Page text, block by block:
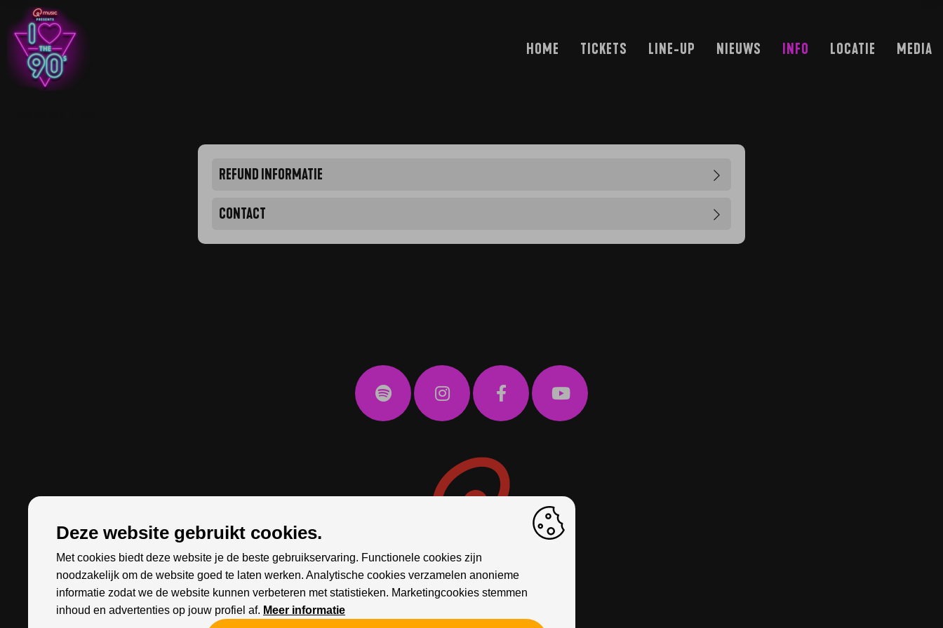
HOME TICKETS LINE-UP NIEUWS INFO LOCATIE MEDIA
REFUND INFORMATIE
CONTACT
Deze website gebruikt cookies.
Met cookies biedt deze website je de beste gebruikservaring. Functionele cookies zijn
noodzakelijk om de website goed te laten werken. Analytische cookies verzamelen anonieme
informatie zodat we de website kunnen verbeteren met statistieken. Marketingcookies stemmen
inhoud en advertenties op jouw profiel af. Meer informatie